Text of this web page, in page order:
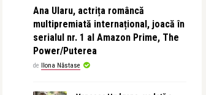
Ana Ularu, actrița româncă
multipremiată internațional, joacă în
serialul nr. 1 al Amazon Prime, The
Power/Puterea
de Ilona Năstase